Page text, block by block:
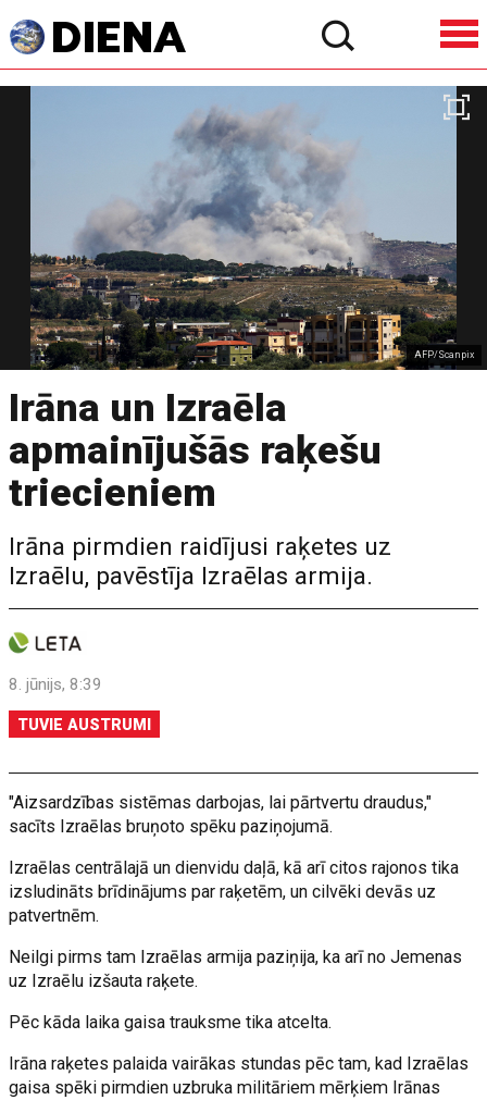
AFP/Scanpix
Irāna un Izraēla
apmainījušās raķešu
triecieniem
Irāna pirmdien raidījusi raķetes uz
Izraēlu, pavēstīja Izraēlas armija.
8. jūnijs, 8:39
TUVIE AUSTRUMI
"Aizsardzības sistēmas darbojas, lai pārtvertu draudus,"
sacīts Izraēlas bruņoto spēku paziņojumā.
Izraēlas centrālajā un dienvidu daļā, kā arī citos rajonos tika
izsludināts brīdinājums par raķetēm, un cilvēki devās uz
patvertnēm.
Neilgi pirms tam Izraēlas armija paziņija, ka arī no Jemenas
uz Izraēlu izšauta raķete.
Pēc kāda laika gaisa trauksme tika atcelta.
Irāna raķetes palaida vairākas stundas pēc tam, kad Izraēlas
gaisa spēki pirmdien uzbruka militāriem mērķiem Irānas